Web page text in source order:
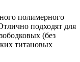
полимерного
подходят для
(без
титановых